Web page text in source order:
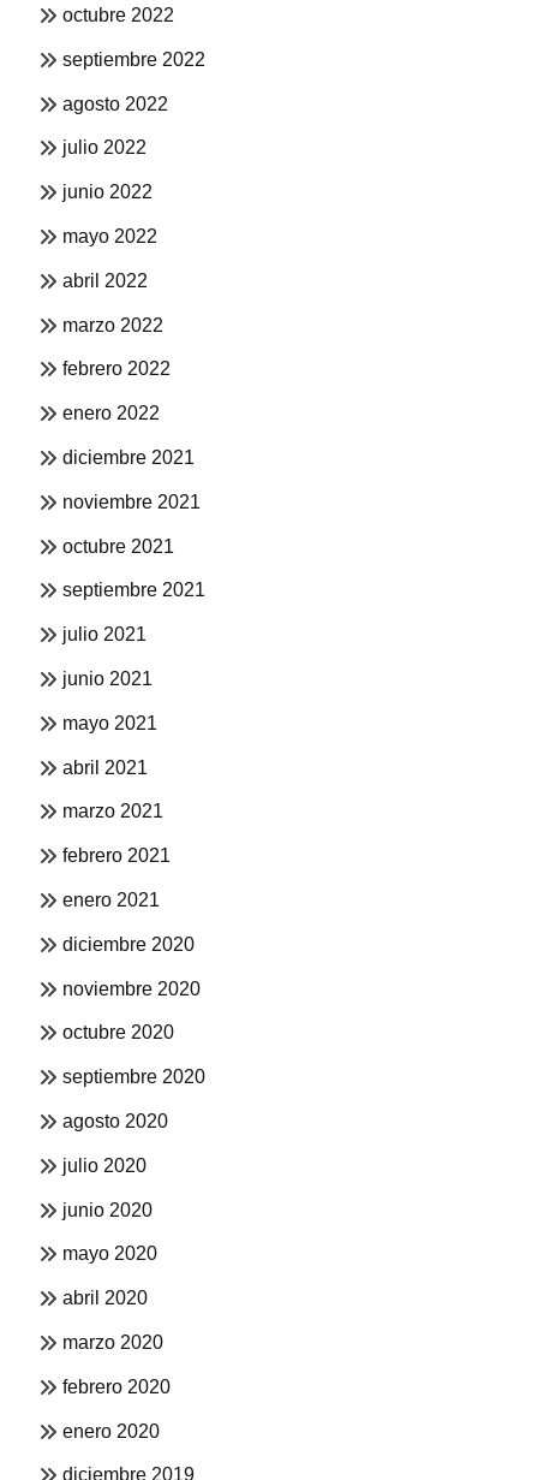
octubre 2022
septiembre 2022
agosto 2022
julio 2022
junio 2022
mayo 2022
abril 2022
marzo 2022
febrero 2022
enero 2022
diciembre 2021
noviembre 2021
octubre 2021
septiembre 2021
julio 2021
junio 2021
mayo 2021
abril 2021
marzo 2021
febrero 2021
enero 2021
diciembre 2020
noviembre 2020
octubre 2020
septiembre 2020
agosto 2020
julio 2020
junio 2020
mayo 2020
abril 2020
marzo 2020
febrero 2020
enero 2020
diciembre 2019